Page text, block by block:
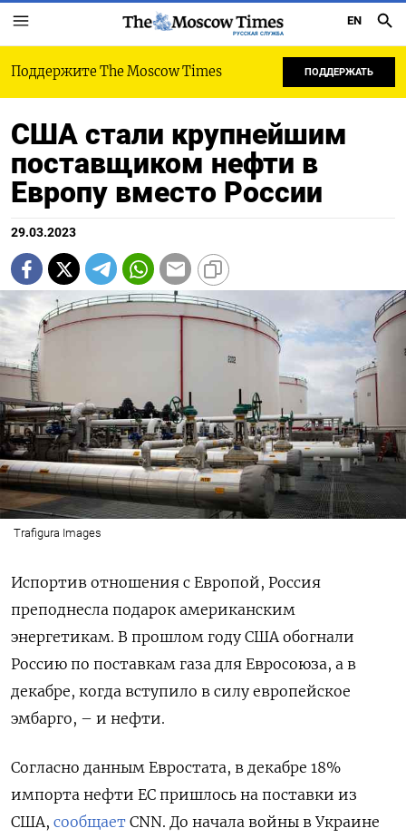
РУССКАЯ СЛУЖБА
EN
Поддержите The Moscow Times ПОДДЕРЖАТЬ
США стали крупнейшим
поставщиком нефти в
Европу вместо России
29.03.2023
Trafigura Images
Испортив отношения с Европой, Россия
преподнесла подарок американским
энергетикам. В прошлом году США обогнали
Россию по поставкам газа для Евросоюза, а в
декабре, когда вступило в силу европейское
эмбарго, – и нефти.
Согласно данным Евростата, в декабре 18%
импорта нефти ЕС пришлось на поставки из
США, сообщает CNN. До начала войны в Украине